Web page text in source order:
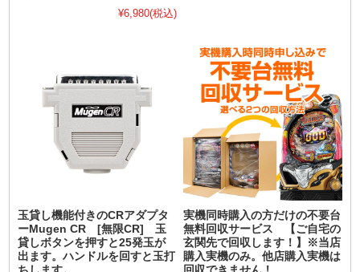
¥6,980(税込)
玉貸し機能付きのCRアダプタ
ーMugen CR [無限CR] 玉
貸しボタンを押すと25発玉が
出ます。ハンドルを回すと玉打
実機同時購入の方だけの不要台
無料回収サービス 【ご自宅の
玄関先で回収します！】※当店
購入実機のみ。他店購入実機は